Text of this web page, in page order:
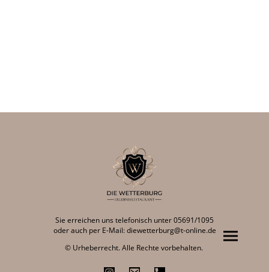
Sie erreichen uns telefonisch unter 05691/1095
oder auch per E-Mail: diewetterburg@t-online.de
© Urheberrecht. Alle Rechte vorbehalten.